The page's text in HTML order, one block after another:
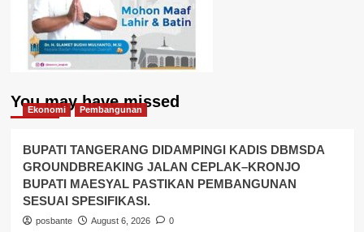
You may have missed
Ekonomi Pembangunan
BUPATI TANGERANG DIDAMPINGI KADIS DBMSDA
GROUNDBREAKING JALAN CEPLAK–KRONJO
BUPATI MAESYAL PASTIKAN PEMBANGUNAN
SESUAI SPESIFIKASI.
posbante August 6, 2026 0